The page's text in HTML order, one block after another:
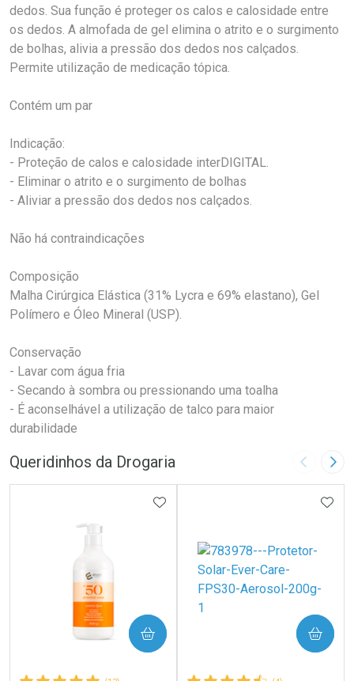
dedos. Sua função é proteger os calos e calosidade entre
os dedos. A almofada de gel elimina o atrito e o surgimento
de bolhas, alivia a pressão dos dedos nos calçados.
Permite utilização de medicação tópica.
Contém um par
Indicação:
- Proteção de calos e calosidade interDIGITAL.
- Eliminar o atrito e o surgimento de bolhas
- Aliviar a pressão dos dedos nos calçados.
Não há contraindicações
Composição
Malha Cirúrgica Elástica (31% Lycra e 69% elastano), Gel
Polímero e Óleo Mineral (USP).
Conservação
- Lavar com água fria
- Secando à sombra ou pressionando uma toalha
- É aconselhável a utilização de talco para maior
durabilidade
Queridinhos da Drogaria Imagem
ADICIONAR AOS FAVORITOS
COMPRAR COMPRAR